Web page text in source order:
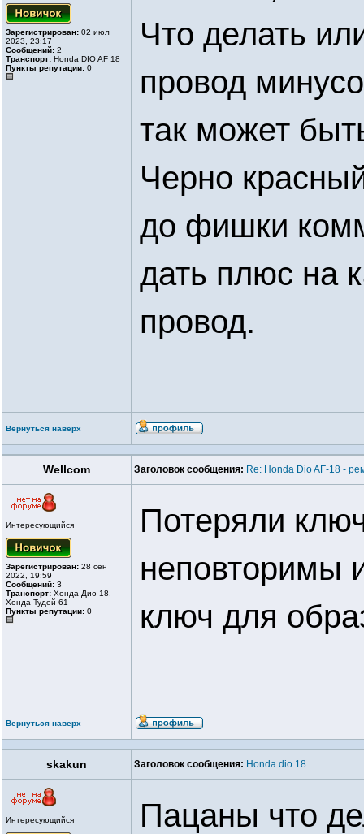
Зарегистрирован: 02 июл
2023, 23:17
Сообщений: 2
Транспорт: Honda DIO AF 18
Пункты репутации: 0
Что делать
провод
так может
Черно
до фишки
дать плюс на
провод.
Вернуться наверх
Wellcom Заголовок сообщения: Re: Honda Dio AF-18 -
Интересующийся
Зарегистрирован: 28 сен
2022, 19:59
Сообщений: 3
Транспорт: Хонда Дио 18,
Хонда Тудей 61
Пункты репутации: 0
Потеряли
неповторимы
ключ для
Вернуться наверх
skakun Заголовок сообщения: Honda dio 18
Интересующийся
Пацаны что